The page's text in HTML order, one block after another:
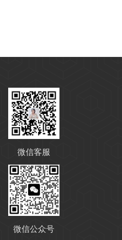
变压器油ISO-45#
微信客服
微信公众号